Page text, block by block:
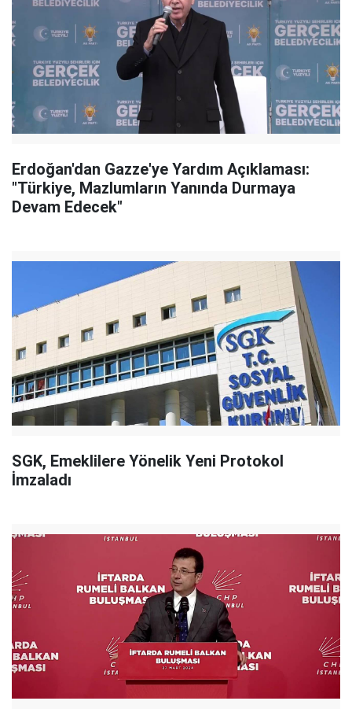
Erdoğan'dan Gazze'ye Yardım Açıklaması:
"Türkiye, Mazlumların Yanında Durmaya
Devam Edecek"
SGK, Emeklilere Yönelik Yeni Protokol
İmzaladı